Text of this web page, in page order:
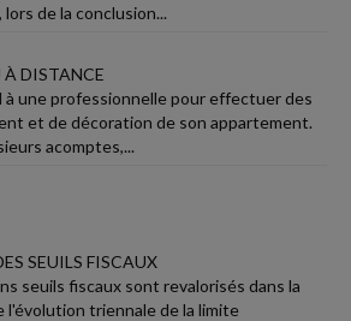
de la conclusion...
DISTANCE
à une professionnelle pour effectuer des
et de décoration de son appartement.
acomptes,...
SEUILS FISCAUX
seuils fiscaux sont revalorisés dans la
l'évolution triennale de la limite